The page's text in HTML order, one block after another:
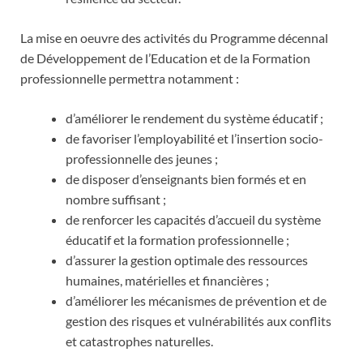
La mise en oeuvre des activités du Programme décennal
de Développement de l’Education et de la Formation
professionnelle permettra notamment :
d’améliorer le rendement du système éducatif ;
de favoriser l’employabilité et l’insertion socio-
professionnelle des jeunes ;
de disposer d’enseignants bien formés et en
nombre suffisant ;
de renforcer les capacités d’accueil du système
éducatif et la formation professionnelle ;
d’assurer la gestion optimale des ressources
humaines, matérielles et financières ;
d’améliorer les mécanismes de prévention et de
gestion des risques et vulnérabilités aux conflits
et catastrophes naturelles.